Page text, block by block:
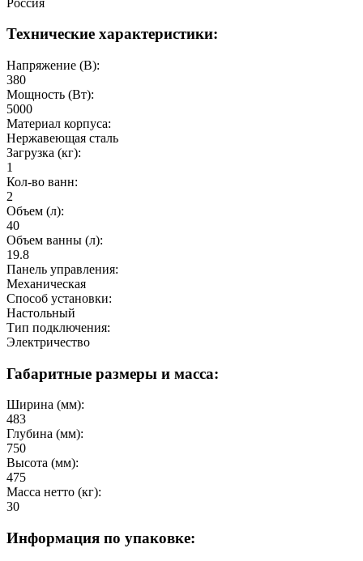
Технические характеристики:
Напряжение (В):
380
Мощность (Вт):
5000
Материал корпуса:
Нержавеющая сталь
Загрузка (кг):
1
Кол-во ванн:
2
Объем (л):
40
Объем ванны (л):
19.8
Панель управления:
Механическая
Способ установки:
Настольный
Тип подключения:
Электричество
Габаритные размеры и масса:
Ширина (мм):
483
Глубина (мм):
750
Высота (мм):
475
Масса нетто (кг):
30
Информация по упаковке: